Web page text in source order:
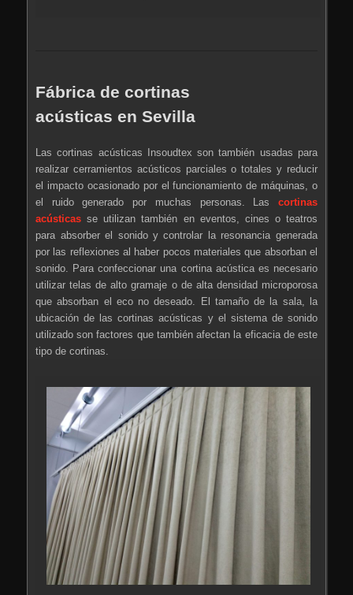
Fábrica de cortinas
acústicas en Sevilla
Las cortinas acústicas Insoudtex son también usadas para
realizar cerramientos acústicos parciales o totales y reducir
el impacto ocasionado por el funcionamiento de máquinas, o
el ruido generado por muchas personas. Las cortinas
acústicas se utilizan también en eventos, cines o teatros
para absorber el sonido y controlar la resonancia generada
por las reflexiones al haber pocos materiales que absorban el
sonido. Para confeccionar una cortina acústica es necesario
utilizar telas de alto gramaje o de alta densidad microporosa
que absorban el eco no deseado. El tamaño de la sala, la
ubicación de las cortinas acústicas y el sistema de sonido
utilizado son factores que también afectan la eficacia de este
tipo de cortinas.